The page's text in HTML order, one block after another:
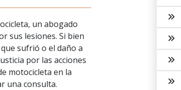
un abogado
sus lesiones. Si bien
sufrió o el daño a
por las acciones
motocicleta en la
una consulta.